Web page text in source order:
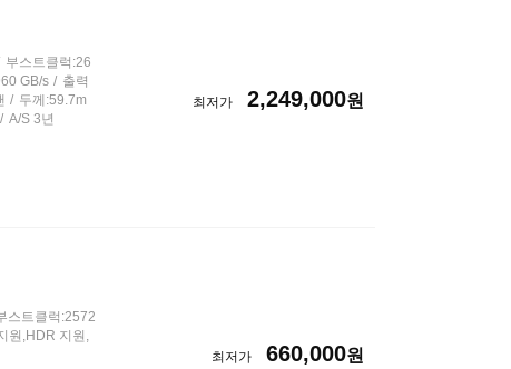
부스트클럭:26
GB/s
출력
두께:59.7m
A/S 3년
최저가 2,249,000원
스트클럭:2572
원,HDR 지원,
최저가 660,000원